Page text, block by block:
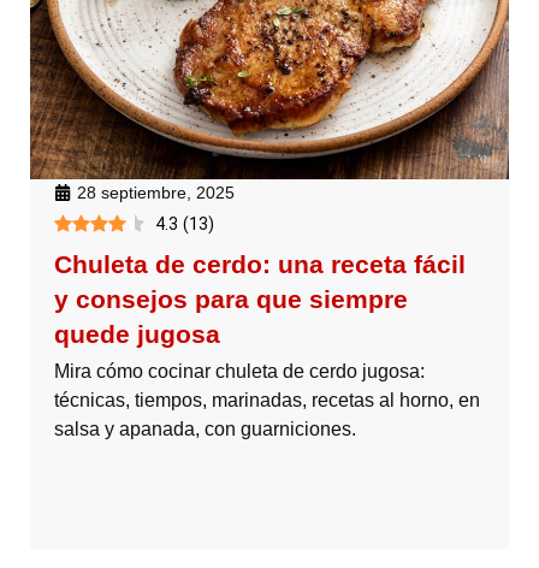
28 septiembre, 2025
4.3 (13)
Chuleta de cerdo: una receta fácil
y consejos para que siempre
quede jugosa
Mira cómo cocinar chuleta de cerdo jugosa:
técnicas, tiempos, marinadas, recetas al horno, en
salsa y apanada, con guarniciones.